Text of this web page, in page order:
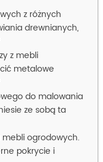
z różnych
drewnianych,
z mebli
metalowe
do malowania
ze sobą ta
ogrodowych.
pokrycie i